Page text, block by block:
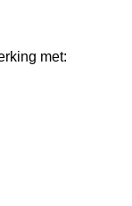
met: